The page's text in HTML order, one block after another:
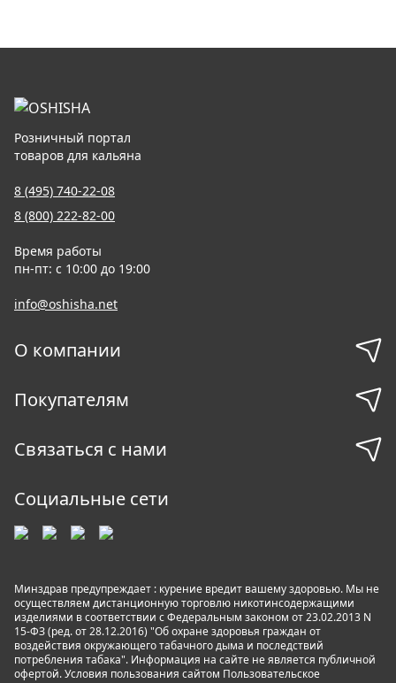
Розничный портал
товаров для кальяна
8 (495) 740-22-08
8 (800) 222-82-00
Время работы
пн-пт: с 10:00 до 19:00
info@oshisha.net
О компании
Покупателям
Связаться с нами
Социальные сети
Минздрав предупреждает : курение вредит вашему здоровью. Мы не
осуществляем дистанционную торговлю никотинсодержащими
изделиями в соответствии с Федеральным законом от 23.02.2013 N
15-ФЗ (ред. от 28.12.2016) "Об охране здоровья граждан от
воздействия окружающего табачного дыма и последствий
потребления табака". Информация на сайте не является публичной
офертой. Условия пользования сайтом Пользовательское